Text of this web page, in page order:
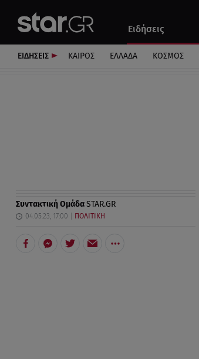
Ειδήσεις
Αυτοκίνητο
ΕΙΔΗΣΕΙΣ ΚΑΙΡΟΣ ΕΛΛΑΔΑ ΚΟΣΜΟΣ
Συντακτική ΟμάδαSTAR.GR
04.05.23, 17:00 ΠΟΛΙΤΙΚΗ